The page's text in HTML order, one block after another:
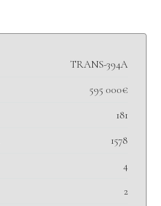
TRANS-394A
595 000€
181
1578
4
2